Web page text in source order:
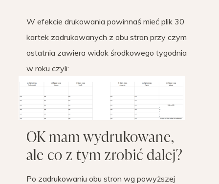
W efekcie drukowania powinnaś mieć plik 30
kartek zadrukowanych z obu stron przy czym
ostatnia zawiera widok środkowego tygodnia
w roku czyli:
OK mam wydrukowane,
ale co z tym zrobić dalej?
Po zadrukowaniu obu stron wg powyższej